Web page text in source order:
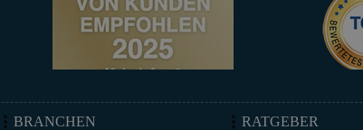
BRANCHEN RATGEBER